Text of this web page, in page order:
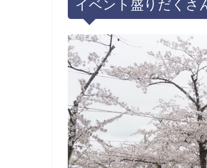
イベント盛りだくさ